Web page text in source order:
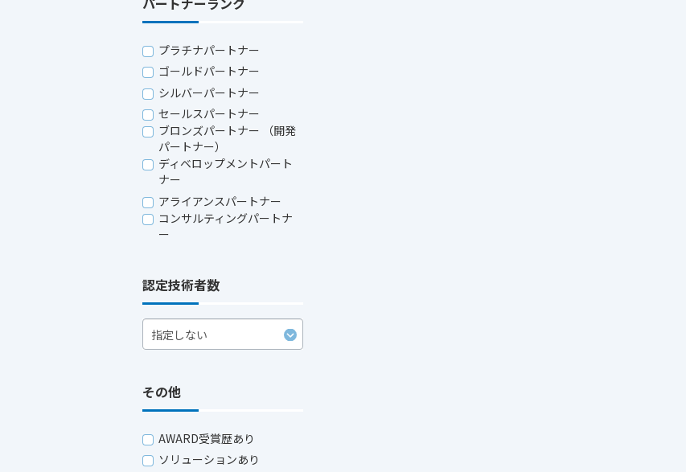
プラチナパートナー
ゴールドパートナー
シルバーパートナー
セールスパートナー
ブロンズパートナー （開発
パートナー）
ディベロップメントパート
ナー
アライアンスパートナー
コンサルティングパートナ
ー
認定技術者数
その他
AWARD受賞歴あり
ソリューションあり